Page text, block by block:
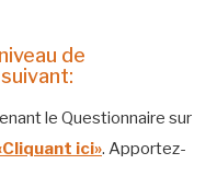
de
le Questionnaire sur
ici». Apportez-